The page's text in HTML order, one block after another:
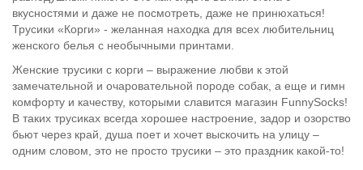
вкусностями и даже не посмотреть, даже не принюхаться!
Трусики «Корги» - желанная находка для всех любительниц
женского белья с необычными принтами.
Женские трусики с корги – выражение любви к этой
замечательной и очаровательной породе собак, а еще и гимн
комфорту и качеству, которыми славится магазин FunnySocks!
В таких трусиках всегда хорошее настроение, задор и озорство
бьют через край, душа поет и хочет выскочить на улицу –
одним словом, это не просто трусики – это праздник какой-то!